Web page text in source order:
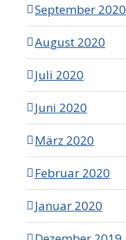
September 2020
August 2020
Juli 2020
Juni 2020
März 2020
Februar 2020
Januar 2020